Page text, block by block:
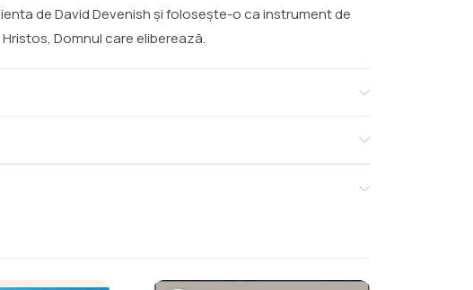
de David Devenish și folosește-o ca instrument de
Domnul care eliberează.